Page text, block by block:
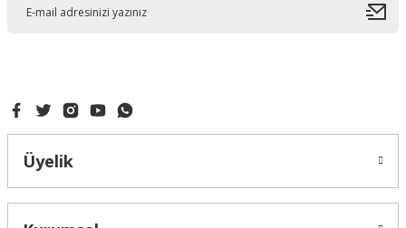
Bu ürüne benzer farklı alternatifler olmalı.
Üyelik